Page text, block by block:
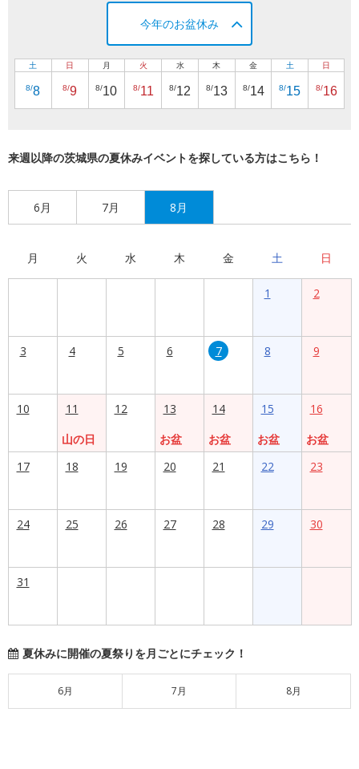
今年のお盆休み
土
8/8
日
8/9
月
8/10
火
8/11
水
8/12
木
8/13
金
8/14
土
8/15
日
8/16
来週以降の茨城県の夏休みイベントを探している方はこちら！
6月 7月 8月
月 火 水 木 金 土 日
1 2
3 4 5 6 7 8 9
10
11
山の日
12
13
お盆
14
お盆
15
お盆
16
お盆
17
18 19 20 21 22 23
24 25 26 27 28 29 30
31
夏休みに開催の夏祭りを月ごとにチェック！
6月 7月 8月